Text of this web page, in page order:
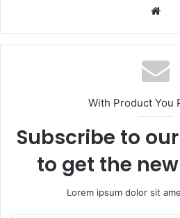
With Product You
Subscribe to
to get the
Lorem ipsum dolor sit